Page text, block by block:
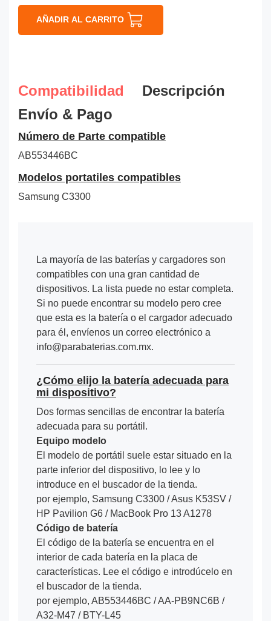
AÑADIR AL CARRITO
Compatibilidad
Descripción
Envío & Pago
Número de Parte compatible
AB553446BC
Modelos portatiles compatibles
Samsung C3300
La mayoría de las baterías y cargadores son
compatibles con una gran cantidad de
dispositivos. La lista puede no estar completa.
Si no puede encontrar su modelo pero cree
que esta es la batería o el cargador adecuado
para él, envíenos un correo electrónico a
info@parabaterias.com.mx.
¿Cómo elijo la batería adecuada para
mi dispositivo?
Dos formas sencillas de encontrar la batería
adecuada para su portátil.
Equipo modelo
El modelo de portátil suele estar situado en la
parte inferior del dispositivo, lo lee y lo
introduce en el buscador de la tienda.
por ejemplo, Samsung C3300 / Asus K53SV /
HP Pavilion G6 / MacBook Pro 13 A1278
Código de batería
El código de la batería se encuentra en el
interior de cada batería en la placa de
características. Lee el código e introdúcelo en
el buscador de la tienda.
por ejemplo, AB553446BC / AA-PB9NC6B /
A32-M47 / BTY-L45